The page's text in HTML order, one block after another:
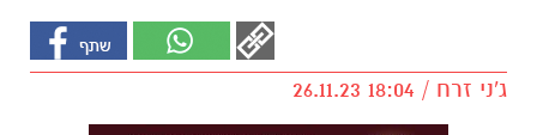
ג'ני זרח / 18:04 26.11.23